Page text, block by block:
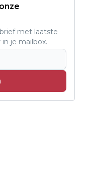
met laatste
je mailbox.